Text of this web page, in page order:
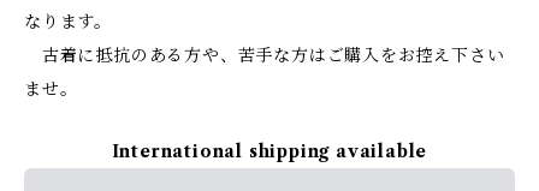
なります。
古着に抵抗のある方や、苦手な方はご購入をお控え下さい
ませ。
International shipping available